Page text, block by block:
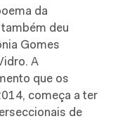
da
deu
Gomes
A
que os
começa a ter
de